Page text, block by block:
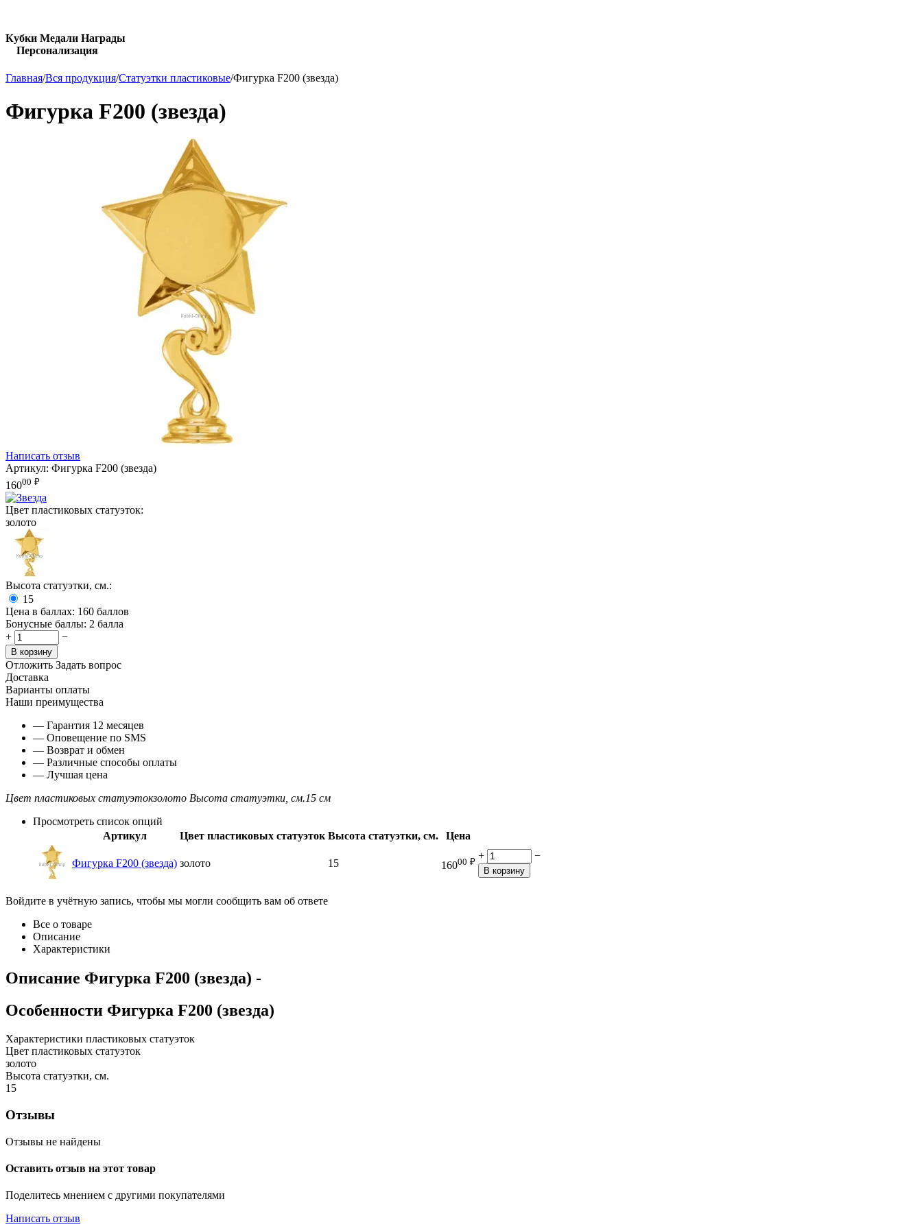
Кубки Медали Награды
Персонализация
Главная/Вся продукция/Статуэтки пластиковые/Фигурка F200 (звезда)
Фигурка F200 (звезда)
Написать отзыв
Артикул: Фигурка F200 (звезда)
16000 ₽
Цвет пластиковых статуэток:
золото
Высота статуэтки, см.:
15
Цена в баллах: 160 баллов
Бонусные баллы: 2 балла
+
−
В корзину
Отложить Задать вопрос
Доставка
Варианты оплаты
Наши преимущества
— Гарантия 12 месяцев
— Оповещение по SMS
— Возврат и обмен
— Различные способы оплаты
— Лучшая цена
Цвет пластиковых статуэтокзолото Высота статуэтки, см.15 см
Просмотреть список опций
Артикул
Цвет пластиковых статуэток Высота статуэтки, см. Цена
Фигурка F200 (звезда) золото 15 16000 ₽
+ −
В корзину
Войдите в учётную запись, чтобы мы могли сообщить вам об ответе
Все о товаре
Описание
Характеристики
Описание Фигурка F200 (звезда) -
Особенности Фигурка F200 (звезда)
Характеристики пластиковых статуэток
Цвет пластиковых статуэток
золото
Высота статуэтки, см.
15
Отзывы
Отзывы не найдены
Оставить отзыв на этот товар
Поделитесь мнением с другими покупателями
Написать отзыв